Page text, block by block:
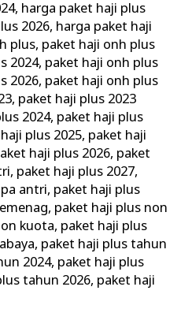
, harga paket haji plus
2026, harga paket haji
plus, paket haji onh plus
2024, paket haji onh plus
2026, paket haji onh plus
, paket haji plus 2023
2024, paket haji plus
plus 2025, paket haji
haji plus 2026, paket
, paket haji plus 2027,
antri, paket haji plus
, paket haji plus non
kuota, paket haji plus
, paket haji plus tahun
2024, paket haji plus
tahun 2026, paket haji